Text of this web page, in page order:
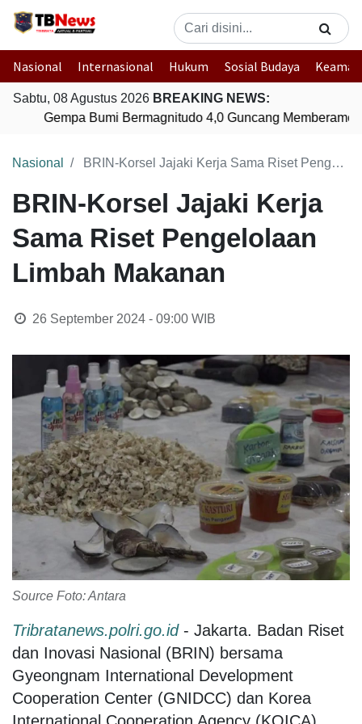
Nasional Internasional Hukum Sosial Budaya
Sabtu, 08 Agustus 2026 BREAKING NEWS:
Gempa Bumi Bermagnitudo 4,0 Guncang Memberamo
Nasional BRIN-Korsel Jajaki Kerja Sama Riset Pengelolaan Limbah Makanan
BRIN-Korsel Jajaki Kerja
Sama Riset Pengelolaan
Limbah Makanan
26 September 2024 - 09:00WIB
Source Foto: Antara
Tribratanews.polri.go.id- Jakarta. Badan Riset
dan Inovasi Nasional (BRIN) bersama
Gyeongnam International Development
Cooperation Center (GNIDCC) dan Korea